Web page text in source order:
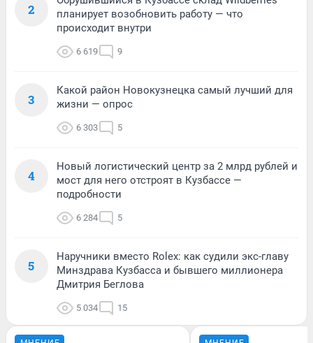
2
планирует возобновить работу — что
происходит внутри
6 619 9
3
Какой район Новокузнецка самый лучший для
жизни — опрос
6 303 5
4
Новый логистический центр за 2 млрд рублей и
мост для него отстроят в Кузбассе —
подробности
6 284 5
5
Наручники вместо Rolex: как судили экс-главу
Минздрава Кузбасса и бывшего миллионера
Дмитрия Беглова
5 034 15